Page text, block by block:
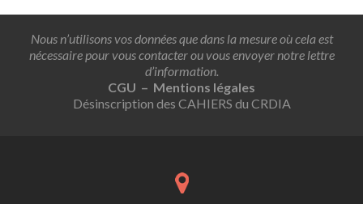
Nous n’utilisons vos données que dans la mesure où cela est
nécessaire pour vous contacter ou vous envoyer notre lettre
d’information.
CGU – Mentions légales
Désinscription des CAHIERS du CRDIA